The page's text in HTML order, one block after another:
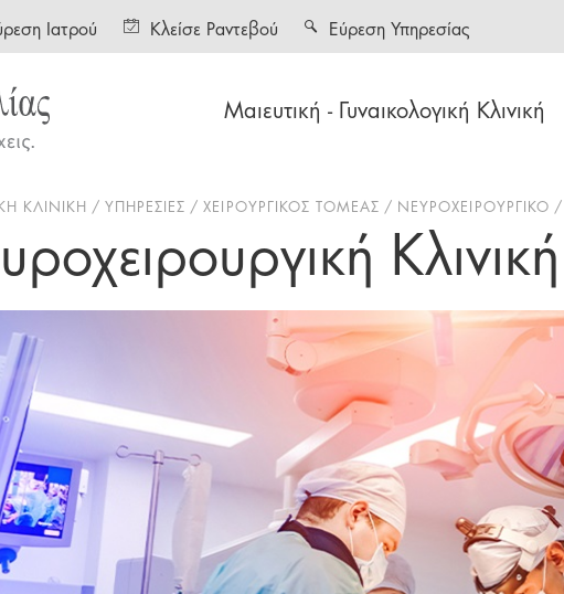
Μαιευτική - Γυναικολογική Κλινική
Ιατρού Κλείσε Ραντεβού Εύρεση Υπηρεσίας
ΚΛΙΝΙΚΗ ΥΠΗΡΕΣΙΕΣ ΧΕΙΡΟΥΡΓΙΚΟΣ ΤΟΜΕΑΣ ΝΕΥΡΟΧΕΙΡΟΥΡΓΙΚΟ
Κλινική